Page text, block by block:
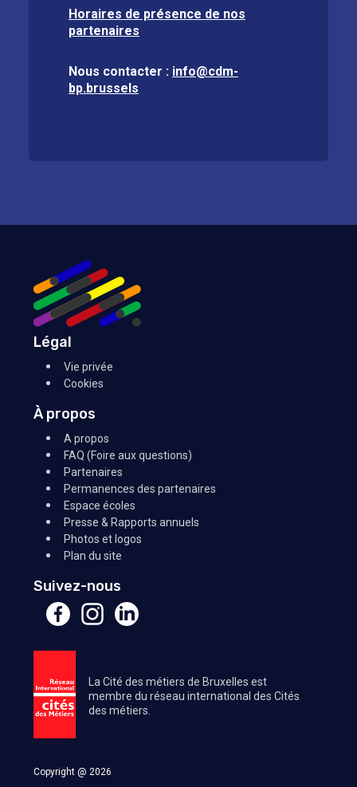
Horaires de présence de nos
partenaires
Nous contacter : info@cdm-
bp.brussels
Légal
Vie privée
Cookies
À propos
A propos
FAQ (Foire aux questions)
Partenaires
Permanences des partenaires
Espace écoles
Presse & Rapports annuels
Photos et logos
Plan du site
Suivez-nous
La Cité des métiers de Bruxelles est
membre du réseau international des Cités
des métiers.
Copyright @ 2026